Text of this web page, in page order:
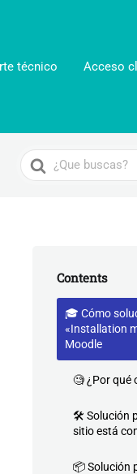
técnico Acceso
Search
For
Contents
🎓 Cómo
«Installation
Moodle
🧐 ¿Por qué
🛠️ Solución
sitio está
📦 Solución